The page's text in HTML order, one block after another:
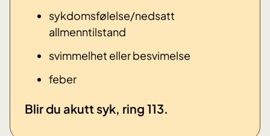
sykdomsfølelse/nedsatt
allmenntilstand
svimmelhet eller besvimelse
​feber
​Blir du akutt syk, ring 113.